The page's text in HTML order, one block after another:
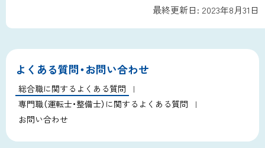
ッ
戻
る
最終更新日: 2023年8月31日
ト
に
戻
る
よくある質問・お問い合わせ
総合職に関するよくある質問
専門職（運転士・整備士）に関するよくある質問
お問い合わせ